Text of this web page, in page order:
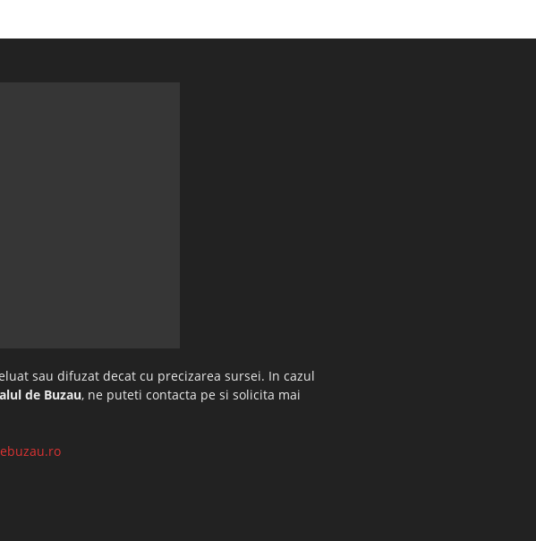
sau difuzat decat cu precizarea sursei. In cazul
de Buzau, ne puteti contacta pe si solicita mai